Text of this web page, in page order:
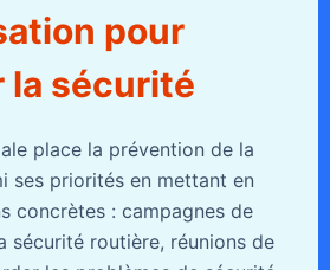
pour
la sécurité
place la prévention de la
ses priorités en mettant en
concrètes : campagnes de
sécurité routière, réunions de